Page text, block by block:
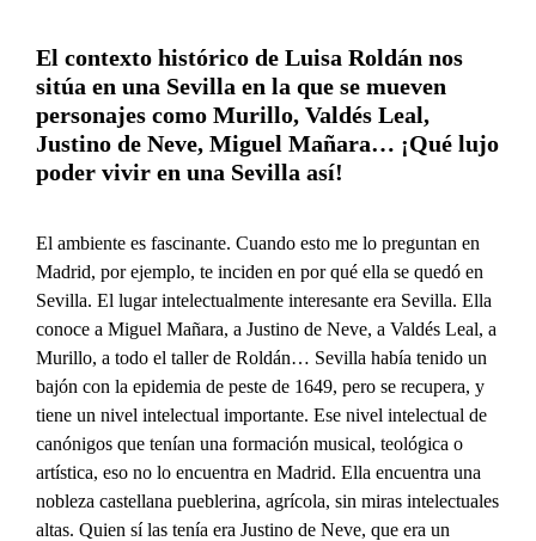
El contexto histórico de Luisa Roldán nos
sitúa en una Sevilla en la que se mueven
personajes como Murillo, Valdés Leal,
Justino de Neve, Miguel Mañara… ¡Qué lujo
poder vivir en una Sevilla así!
El ambiente es fascinante. Cuando esto me lo preguntan en
Madrid, por ejemplo, te inciden en por qué ella se quedó en
Sevilla. El lugar intelectualmente interesante era Sevilla. Ella
conoce a Miguel Mañara, a Justino de Neve, a Valdés Leal, a
Murillo, a todo el taller de Roldán… Sevilla había tenido un
bajón con la epidemia de peste de 1649, pero se recupera, y
tiene un nivel intelectual importante. Ese nivel intelectual de
canónigos que tenían una formación musical, teológica o
artística, eso no lo encuentra en Madrid. Ella encuentra una
nobleza castellana pueblerina, agrícola, sin miras intelectuales
altas. Quien sí las tenía era Justino de Neve, que era un